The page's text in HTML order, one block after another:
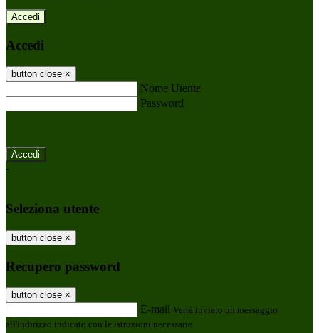
Accedi
Accedi
button close ×
Nome Utente
Password
-
Seleziona utente
button close ×
Recupero password
button close ×
E-mail Verrà inviato un messaggio
all'indirizzo indicato con le istruzioni necessarie.